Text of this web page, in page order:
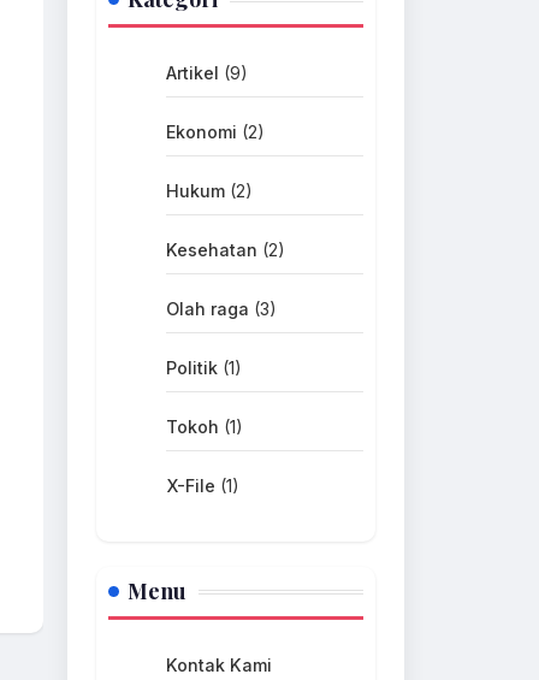
Artikel (9)
Ekonomi (2)
Hukum (2)
Kesehatan (2)
Olah raga (3)
Politik (1)
Tokoh (1)
X-File (1)
Menu
Kontak Kami